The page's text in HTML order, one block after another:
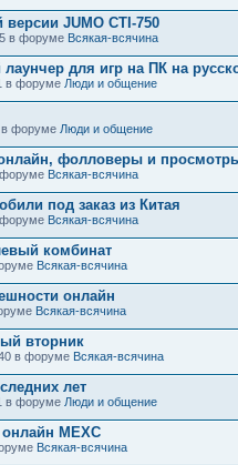
JUMO CTI-750
в форуме Всякая-всячина
для игр на ПК на
в форуме Люди и общение
в форуме Люди и общение
онлайн, фолловеры и
форуме Всякая-всячина
под заказ из Китая
форуме Всякая-всячина
комбинат
Всякая-всячина
онлайн
Всякая-всячина
вторник
в форуме Всякая-всячина
лет
в форуме Люди и общение
MEXC
Всякая-всячина